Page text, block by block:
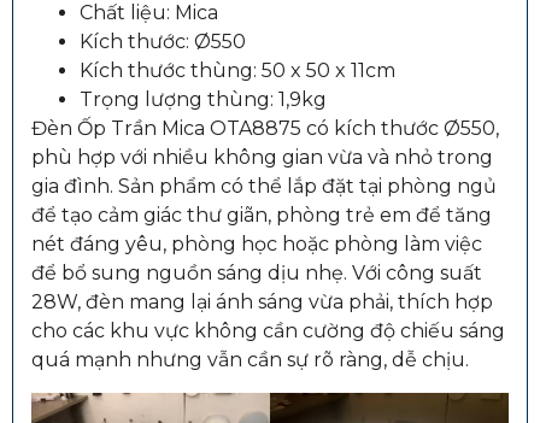
Chất liệu: Mica
Kích thước: Ø550
Kích thước thùng: 50 x 50 x 11cm
Trọng lượng thùng: 1,9kg
Đèn Ốp Trần Mica OTA8875 có kích thước Ø550,
phù hợp với nhiều không gian vừa và nhỏ trong
gia đình. Sản phẩm có thể lắp đặt tại phòng ngủ
để tạo cảm giác thư giãn, phòng trẻ em để tăng
nét đáng yêu, phòng học hoặc phòng làm việc
để bổ sung nguồn sáng dịu nhẹ. Với công suất
28W, đèn mang lại ánh sáng vừa phải, thích hợp
cho các khu vực không cần cường độ chiếu sáng
quá mạnh nhưng vẫn cần sự rõ ràng, dễ chịu.